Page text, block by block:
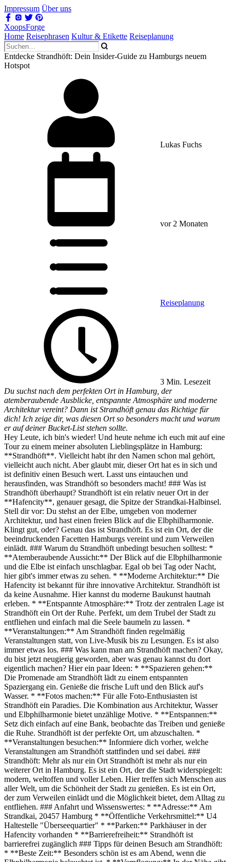
Impressum Über uns
XoopsForge
Home Reisephrasen Kultur & Etikette Reiseplanung
Entdecke Strandhöft: Dein Insider-Guide zu Hamburgs neuem
Hotspot
Lukas Fuchs
vor 2 Monaten
Reiseplanung
3 Min. Lesezeit
Du suchst nach dem perfekten Ort in Hamburg, der
atemberaubende Ausblicke, entspannte Atmosphäre und moderne
Architektur vereint? Dann ist Strandhöft genau das Richtige für
dich! Ich zeige dir, was diesen Ort so besonders macht und warum
er auf deiner Bucket-List stehen sollte.
Hey Leute, ich bin's wieder! Und heute nehme ich euch mit auf eine
Tour zu einem meiner absoluten Lieblingsplätze in Hamburg:
**Strandhöft**. Vielleicht habt ihr den Namen schon mal gehört,
vielleicht auch nicht. Aber glaubt mir, dieser Ort hat es in sich und
ist definitiv einen Besuch wert. Lasst uns eintauchen und
herausfinden, was Strandhöft so besonders macht! ### Was ist
Strandhöft überhaupt? Strandhöft ist ein relativ neuer Ort in der
**Hafencity**, genauer gesagt, die Spitze der Strandkai-Halbinsel.
Stell dir vor: Du stehst an der Elbe, umgeben von moderner
Architektur, und hast einen freien Blick auf die Elbphilharmonie.
Klingt gut, oder? Genau das ist Strandhöft. Es ist ein Ort, der die
beeindruckenden Facetten Hamburgs vereint und zum Verweilen
einlädt. ### Warum du Strandhöft unbedingt besuchen solltest: *
**Atemberaubende Aussicht:** Der Blick auf die Elbphilharmonie
und die Elbe ist einfach unschlagbar. Egal ob bei Tag oder Nacht,
hier gibt's immer etwas zu sehen. * **Moderne Architektur:** Die
Hafencity ist bekannt für ihre innovative Architektur. Strandhöft ist
da keine Ausnahme. Hier kannst du moderne Baukunst hautnah
erleben. * **Entspannte Atmosphäre:** Trotz der zentralen Lage ist
Strandhöft ein Ort der Ruhe. Perfekt, um dem Trubel der Stadt zu
entfliehen und einfach mal die Seele baumeln zu lassen. *
**Veranstaltungen:** Am Strandhöft finden regelmäßig
Veranstaltungen statt, von Live-Musik bis zu Lesungen. Es ist also
immer etwas los. ### Was kann man am Strandhöft machen? Okay,
du bist jetzt neugierig geworden, aber was genau kannst du dort
eigentlich machen? Hier ein paar Ideen: * **Spazieren gehen:**
Die Promenade am Strandhöft lädt zu einem entspannten
Spaziergang ein. Genieße die frische Luft und den Blick auf's
Wasser. * **Fotos machen:** Für alle Foto-Enthusiasten ist
Strandhöft ein Paradies. Die Kombination aus Architektur, Wasser
und Elbphilharmonie bietet unzählige Motive. * **Entspannen:**
Setz dich einfach auf eine Bank, beobachte das Treiben und genieße
die Ruhe. Strandhöft ist der perfekte Ort, um abzuschalten. *
**Veranstaltungen besuchen:** Informiere dich vorher, welche
Veranstaltungen am Strandhöft stattfinden und sei dabei. ###
Strandhöft: Mehr als nur ein Ort Strandhöft ist mehr als nur ein
weiterer Ort in Hamburg. Es ist ein Ort, der die Stadt widerspiegelt:
modern, weltoffen und voller Leben. Hier treffen sich Menschen aus
aller Welt, um die Schönheit der Stadt zu genießen. Es ist ein Ort,
der zum Verweilen einlädt und die Möglichkeit bietet, dem Alltag zu
entfliehen. ### Anfahrt und Wissenswertes: * **Adresse:** Am
Strandkai, 20457 Hamburg * **Öffentliche Verkehrsmittel:** U4
Haltestelle "Überseequartier" * **Parken:** Parkhäuser in der
Hafencity vorhanden * **Barrierefreiheit:** Strandhöft ist
barrierefrei zugänglich ### Tipps für deinen Besuch am Strandhöft:
* **Beste Zeit:** Besonders schön ist es am Abend, wenn die